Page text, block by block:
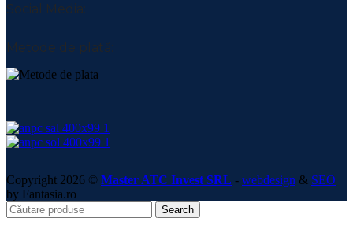
Social Media:
Metode de plată:
Copyright 2026 © Master ATC Invest SRL - webdesign & SEO
by Fantasia.ro
Search